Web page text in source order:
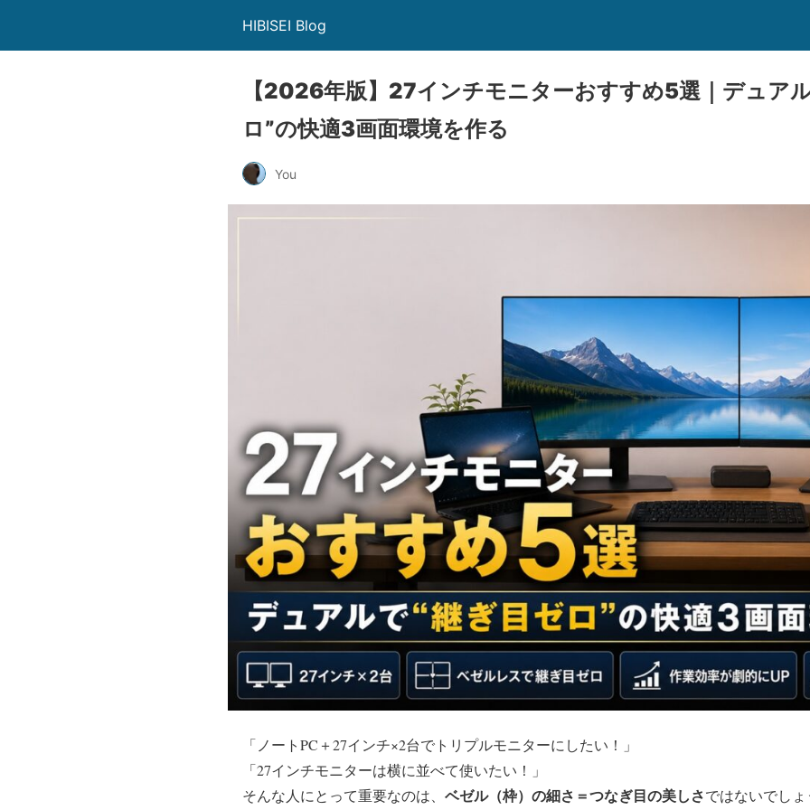
HIBISEI Blog
【2026年版】27インチモニターおすすめ5選｜デュア
ロ”の快適3画面環境を作る
You
「ノートPC＋27インチ×2台でトリプルモニターにしたい！」
「27インチモニターは横に並べて使いたい！」
そんな人にとって重要なのは、 ベゼル（枠）の細さ＝つなぎ目の美しさではないでし